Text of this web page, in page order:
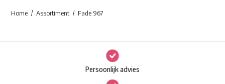
Deze
optie
kan
Home Assortiment Fade 967
Persoonlijk advies